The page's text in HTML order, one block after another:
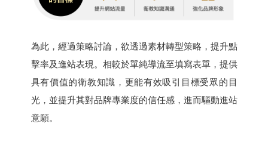
為此，經過策略討論，欲透過素材轉型策略，提升點
擊率及進站表現。相較於單純導流至填寫表單，提供
具有價值的衛教知識，更能有效吸引目標受眾的目
光，並提升其對品牌專業度的信任感，進而驅動進站
意願。